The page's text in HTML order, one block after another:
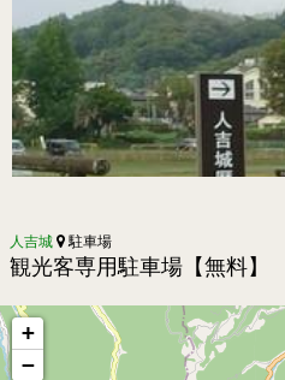
人吉城 駐車場
観光客専用駐車場【無料】
+
−